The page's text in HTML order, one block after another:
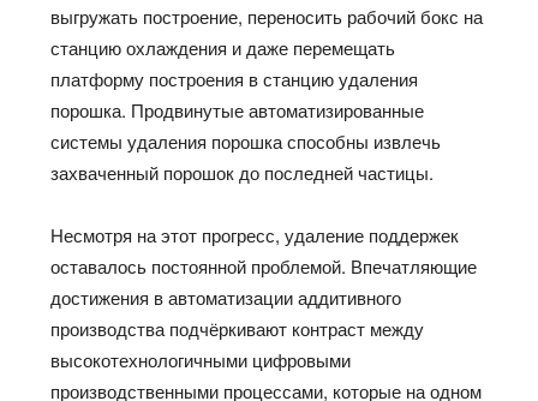
выгружать построение, переносить рабочий бокс на
станцию охлаждения и даже перемещать
платформу построения в станцию удаления
порошка. Продвинутые автоматизированные
системы удаления порошка способны извлечь
захваченный порошок до последней частицы.
Несмотря на этот прогресс, удаление поддержек
оставалось постоянной проблемой. Впечатляющие
достижения в автоматизации аддитивного
производства подчёркивают контраст между
высокотехнологичными цифровыми
производственными процессами, которые на одном